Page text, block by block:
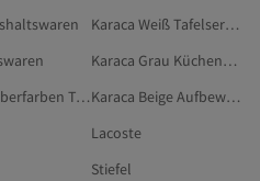
Karaca Weiß Tafelservice
Karaca Grau Küchenaufbewahrung & -organisation
Karaca Silberfarben Tafelservice
Karaca Beige Aufbewahrungsbehälter
Lacoste
Stiefel